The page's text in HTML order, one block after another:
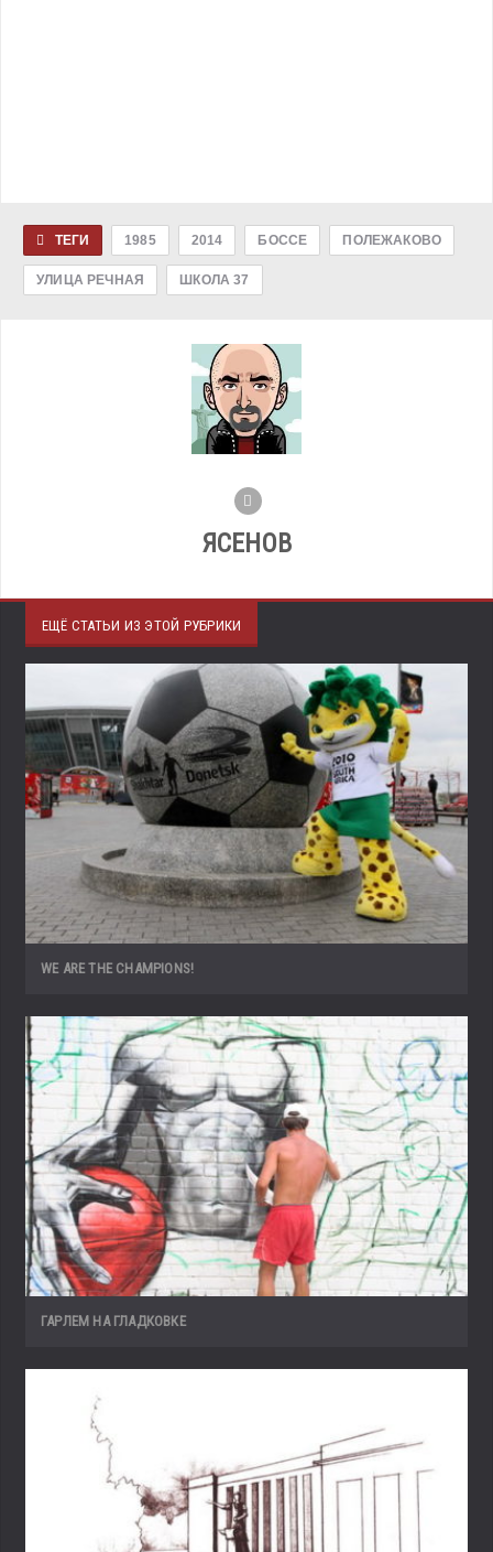
ТЕГИ 1985 2014 БОССЕ ПОЛЕЖАКОВО
УЛИЦА РЕЧНАЯ ШКОЛА 37
ЯСЕНОВ
ЕЩЁ СТАТЬИ ИЗ ЭТОЙ РУБРИКИ
WE ARE THE CHAMPIONS!
ГАРЛЕМ НА ГЛАДКОВКЕ